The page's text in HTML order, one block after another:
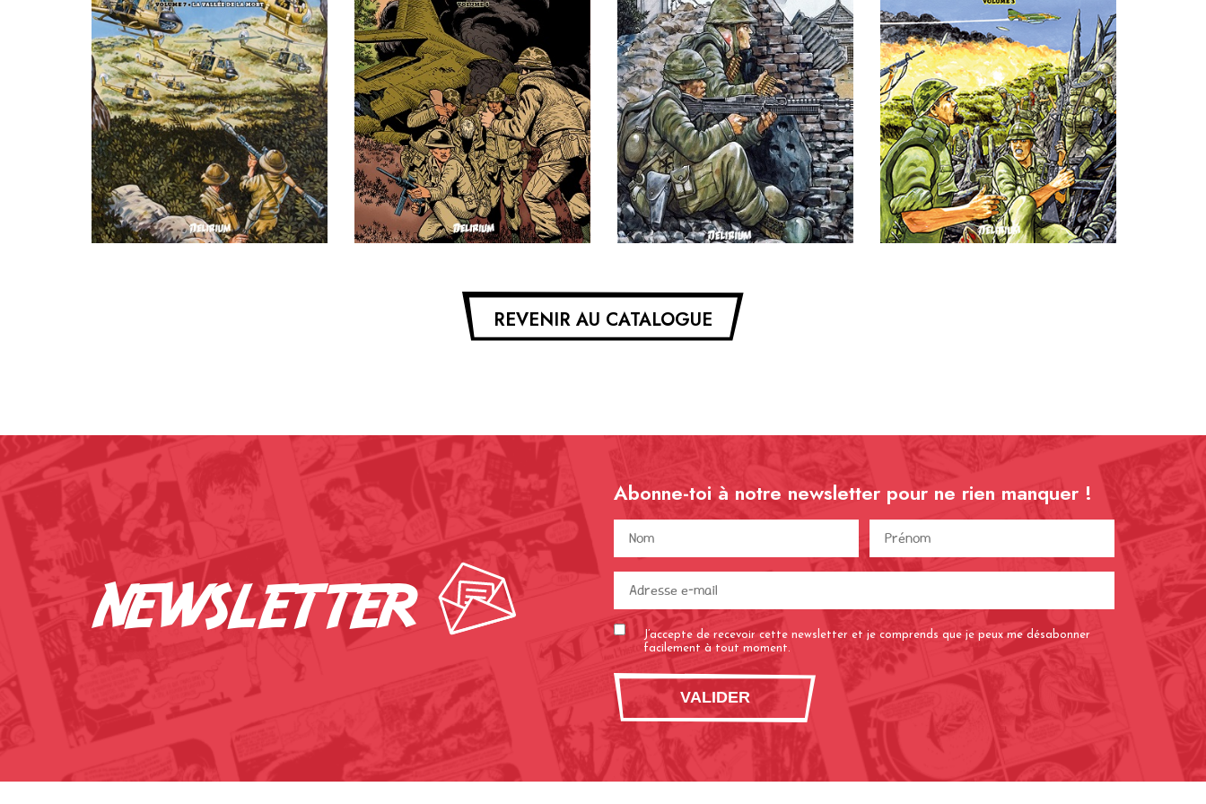
Parution :
Prix : 24€
Genre :
Parution :
Prix : 20€
Genre :
Parution :
Prix : 20€
Genre :
Parution :
Prix : 20€
REVENIR AU CATALOGUE
newsletter
Abonne-toi à notre newsletter pour ne rien manquer !
mail
(Nécessaire)
J’accepte de recevoir cette newsletter et je comprends que je peux me désabonner
facilement à tout moment.